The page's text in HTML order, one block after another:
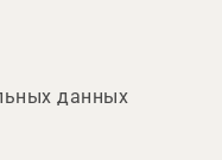
данных